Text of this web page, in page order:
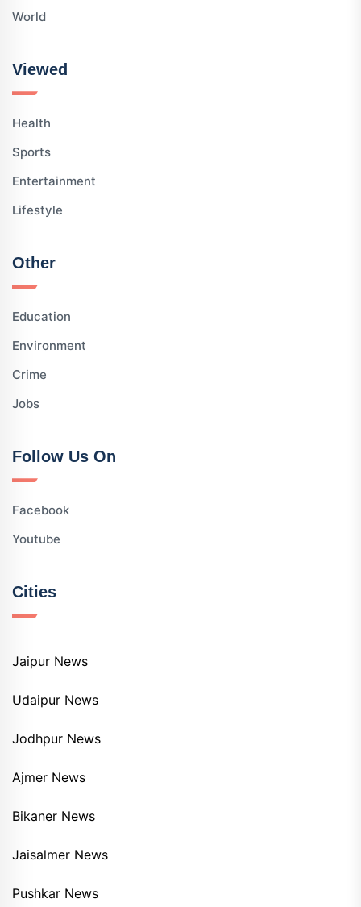
World
Viewed
Health
Sports
Entertainment
Lifestyle
Other
Education
Environment
Crime
Jobs
Follow Us On
Facebook
Youtube
Cities
Jaipur News
Udaipur News
Jodhpur News
Ajmer News
Bikaner News
Jaisalmer News
Pushkar News